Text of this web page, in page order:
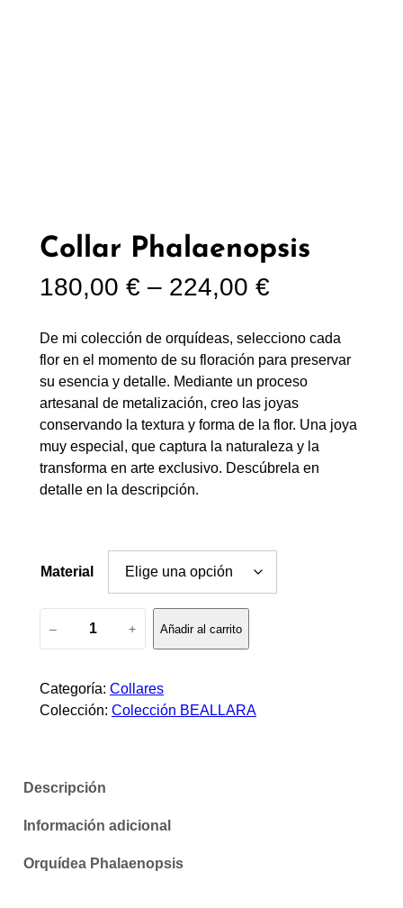
Collar Phalaenopsis
180,00 € – 224,00 €
n
g
o
d
p
r
De mi colección de orquídeas, selecciono cada
flor en el momento de su floración para preservar
su esencia y detalle. Mediante un proceso
artesanal de metalización, creo las joyas
conservando la textura y forma de la flor. Una joya
muy especial, que captura la naturaleza y la
transforma en arte exclusivo. Descúbrela en
detalle en la descripción.
Material
l
a
a
a
– + Añadir al carrito
Categoría: Collares
Colección: Colección BEALLARA
Descripción
Información adicional
Orquídea Phalaenopsis